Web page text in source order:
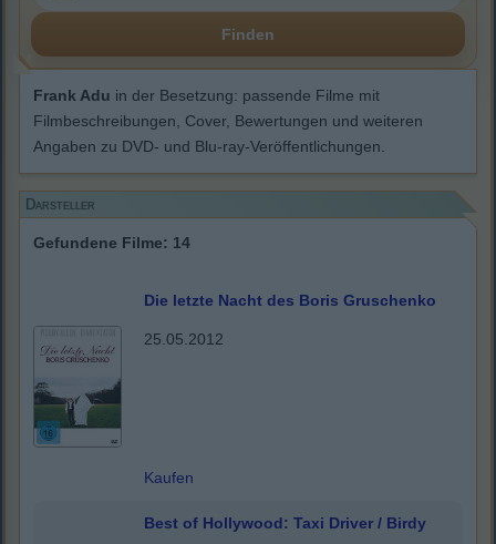
Finden
Frank Adu in der Besetzung: passende Filme mit
Filmbeschreibungen, Cover, Bewertungen und weiteren
Angaben zu DVD- und Blu-ray-Veröffentlichungen.
Darsteller
Gefundene Filme: 14
Die letzte Nacht des Boris Gruschenko
25.05.2012
Kaufen
Best of Hollywood: Taxi Driver / Birdy